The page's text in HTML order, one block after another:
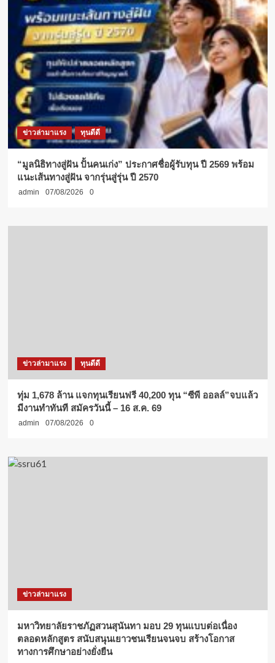
ข่าวล่ามาแรง ทุนดีดี
“มูลนิธิทางสู่ฝัน ปั้นคนเก่ง” ประกาศชื่อผู้รับทุน ปี 2569 พร้อม
แนะเส้นทางสู่ฝัน จากรุ่นสู่รุ่น ปี 2570
admin 07/08/2026 0
ข่าวล่ามาแรง ทุนดีดี
ทุ่ม 1,678 ล้าน แจกทุนเรียนฟรี 40,200 ทุน “ซีพี ออลล์”จบแล้ว
มีงานทำทันที สมัครวันนี้ – 16 ส.ค. 69
admin 07/08/2026 0
ข่าวล่ามาแรง
มหาวิทยาลัยราชภัฏสวนสุนันทา มอบ 29 ทุนแบบต่อเนื่อง
ตลอดหลักสูตร สนับสนุนเยาวชนเรียนจนจบ สร้างโอกาส
ทางการศึกษาอย่างยั่งยืน